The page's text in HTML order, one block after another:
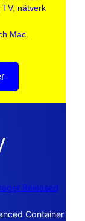
nätverk
Mac.
Released
Container